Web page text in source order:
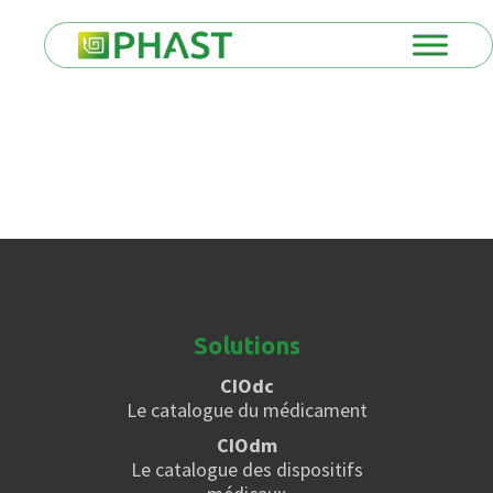
Solutions
CIOdc
Le catalogue du médicament
CIOdm
Le catalogue des dispositifs